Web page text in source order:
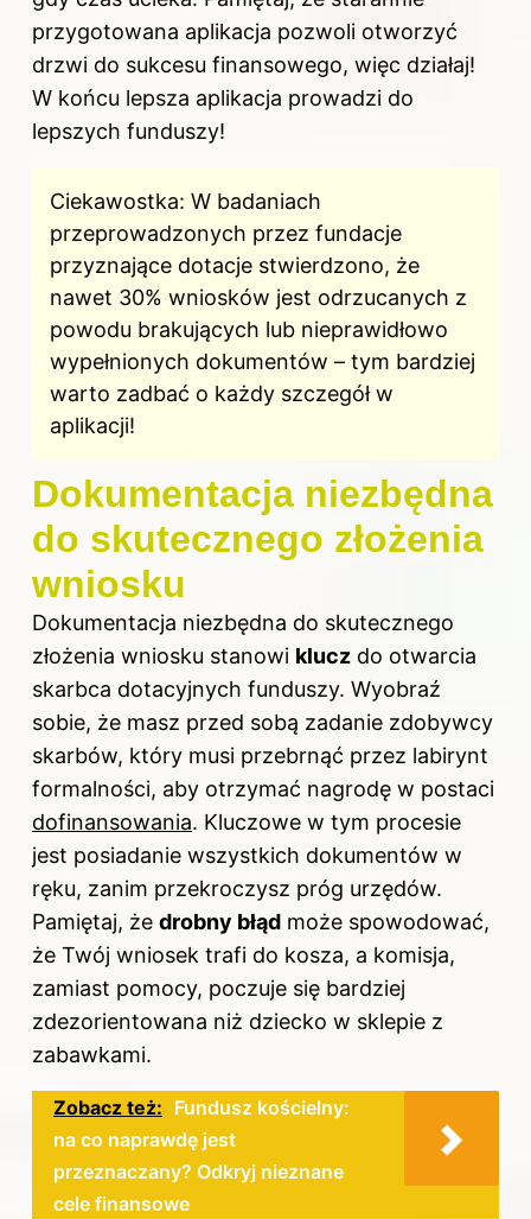
przygotowana aplikacja pozwoli otworzyć
drzwi do sukcesu finansowego, więc działaj!
W końcu lepsza aplikacja prowadzi do
lepszych funduszy!
Ciekawostka: W badaniach
przeprowadzonych przez fundacje
przyznające dotacje stwierdzono, że
nawet 30% wniosków jest odrzucanych z
powodu brakujących lub nieprawidłowo
wypełnionych dokumentów – tym bardziej
warto zadbać o każdy szczegół w
aplikacji!
Dokumentacja niezbędna
do skutecznego złożenia
wniosku
Dokumentacja niezbędna do skutecznego
złożenia wniosku stanowi klucz do otwarcia
skarbca dotacyjnych funduszy. Wyobraź
sobie, że masz przed sobą zadanie zdobywcy
skarbów, który musi przebrnąć przez labirynt
formalności, aby otrzymać nagrodę w postaci
dofinansowania. Kluczowe w tym procesie
jest posiadanie wszystkich dokumentów w
ręku, zanim przekroczysz próg urzędów.
Pamiętaj, że drobny błąd może spowodować,
że Twój wniosek trafi do kosza, a komisja,
zamiast pomocy, poczuje się bardziej
zdezorientowana niż dziecko w sklepie z
zabawkami.
Zobacz też: Fundusz kościelny:
na co naprawdę jest
przeznaczany? Odkryj nieznane
cele finansowe